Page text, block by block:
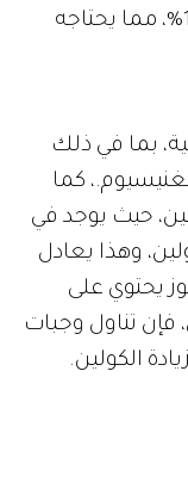
54 ملغ من الكولين، وهو ما يعادل 10%، مما يحتاجه
بما في ذلك
كما
حيث يوجد في
من الكولين، وهذا يعادل
يحتوي على
فإن تناول وجبات
الكولين.